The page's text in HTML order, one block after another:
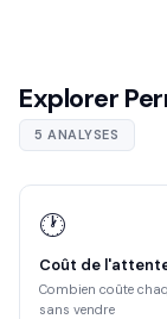
Explorer
5 ANALYSES
🕐
Coût de
Combien coûte
sans vendre